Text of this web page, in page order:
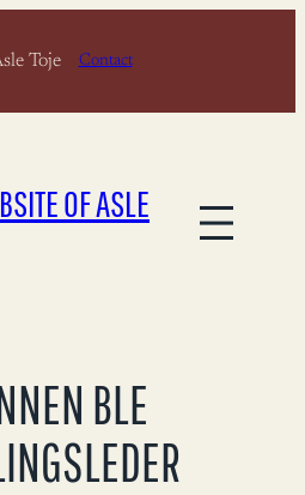
Toje Contact
OF ASLE
BLE